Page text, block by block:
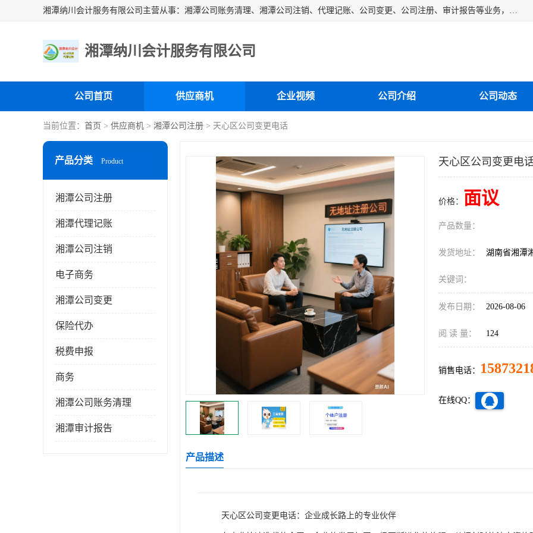
湘潭纳川会计服务有限公司主营从事：湘潭公司账务清理、湘潭公司注销、代理记账、公司变更、公司注册、审计报告等业务，公司设立有专门的代理注册部门，现有工商代办专员，部门经理从事工商代办多年，对各地区公司注册、公司变更、进出口业务等流程以及各行业公司注册、变更所需注意的细节都非常熟悉。
湘潭纳川会计服务有限公司
公司首页 供应商机 企业视频 公司介绍 公司动态
当前位置： 首页 > 供应商机 > 湘潭公司注册 > 天心区公司变更电话
产品分类 Product
湘潭公司注册
湘潭代理记账
湘潭公司注销
电子商务
湘潭公司变更
保险代办
税费申报
商务
湘潭公司账务清理
湘潭审计报告
天心区公司变更电
价格： 面议
产品数量：
发货地址： 湖南省湘潭
关键词：
发布日期： 2026-08-06
阅 读 量： 124
销售电话：
在线QQ：
产品描述
天心区公司变更电话：企业成长路上的专业伙伴